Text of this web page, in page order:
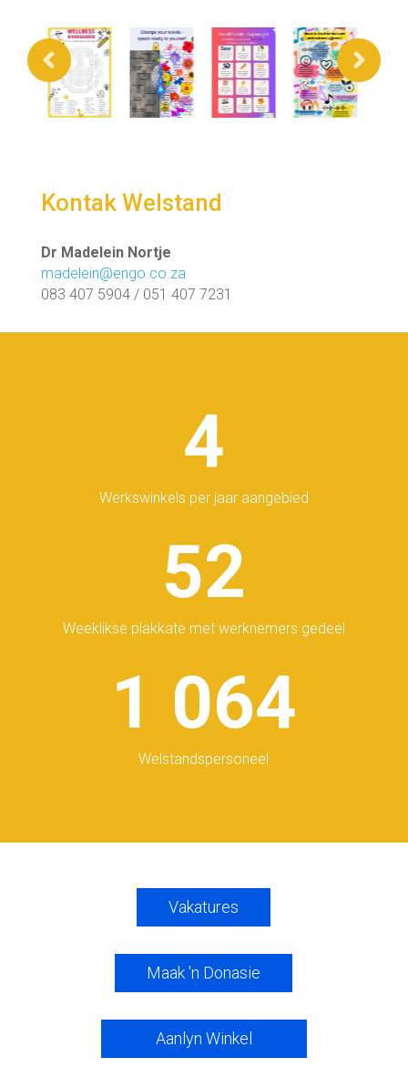
Kontak Welstand
Dr Madelein Nortje
madelein@engo.co.za
083 407 5904 / 051 407 7231
4
Werkswinkels per jaar aangebied
52
Weeklikse plakkate met werknemers gedeel
1 064
Welstandspersoneel
Vakatures
Maak 'n Donasie
Aanlyn Winkel